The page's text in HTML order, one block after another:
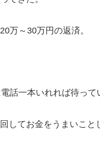
万～30万円の返済。
話一本いれれば待って
してお金をうまいこと